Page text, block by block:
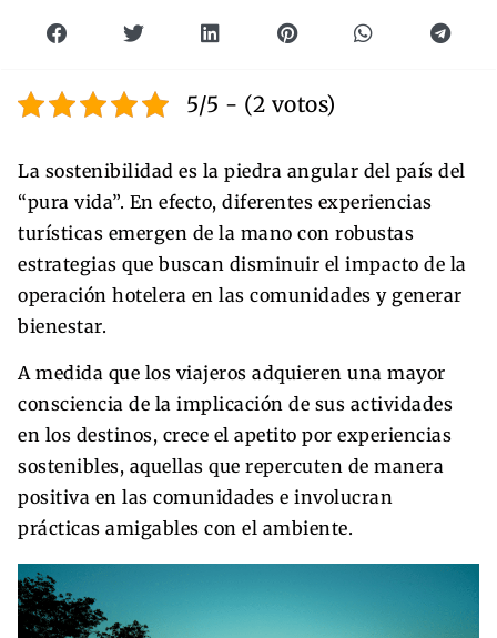
5/5 - (2 votos)
La sostenibilidad es la piedra angular del país del
“pura vida”. En efecto, diferentes experiencias
turísticas emergen de la mano con robustas
estrategias que buscan disminuir el impacto de la
operación hotelera en las comunidades y generar
bienestar.
A medida que los viajeros adquieren una mayor
consciencia de la implicación de sus actividades
en los destinos, crece el apetito por experiencias
sostenibles, aquellas que repercuten de manera
positiva en las comunidades e involucran
prácticas amigables con el ambiente.